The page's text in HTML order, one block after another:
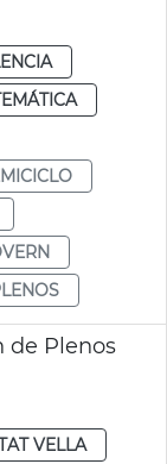
de Plenos
VELLA